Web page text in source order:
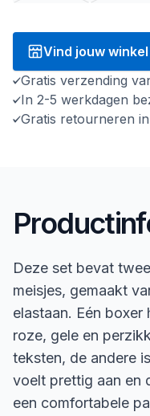
Vind jouw winkel
Gratis verzending
In 2-5 werkdagen
Gratis retourneren
Deze set bevat
meisjes, gemaakt
elastaan. Eén
roze, gele en
teksten, de andere
voelt prettig aan en
een comfortabele